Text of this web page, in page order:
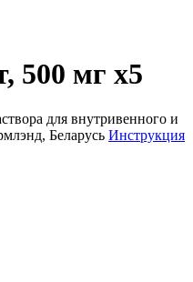
500 мг x5
для внутривенного и
Беларусь Инструкция